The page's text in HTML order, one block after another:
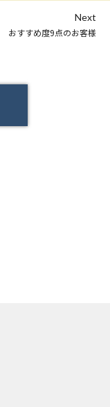
Next
おすすめ度9点のお客様